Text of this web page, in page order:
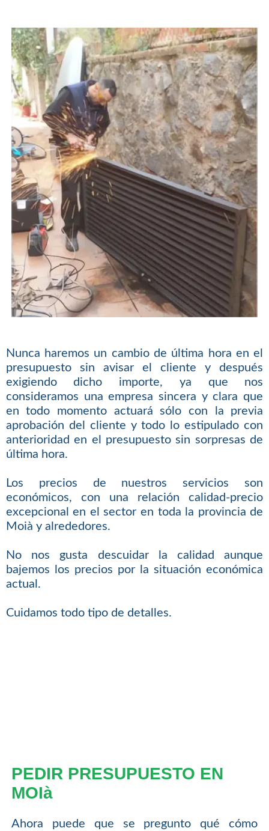
Nunca haremos un cambio de última hora en el
presupuesto sin avisar el cliente y después
exigiendo dicho importe, ya que nos
consideramos una empresa sincera y clara que
en todo momento actuará sólo con la previa
aprobación del cliente y todo lo estipulado con
anterioridad en el presupuesto sin sorpresas de
última hora.
Los precios de nuestros servicios son
económicos, con una relación calidad-precio
excepcional en el sector en toda la provincia de
Moià y alrededores.
No nos gusta descuidar la calidad aunque
bajemos los precios por la situación económica
actual.
Cuidamos todo tipo de detalles.
PEDIR PRESUPUESTO EN
MOIà
Ahora puede que se pregunto qué cómo